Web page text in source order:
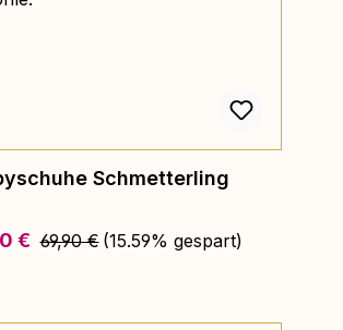
Schmetterling
€ Regulärer Preis:
69,90 € (15.59% gespart)